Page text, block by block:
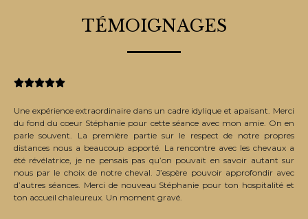
TÉMOIGNAGES

Une expérience extraordinaire dans un cadre idylique et apaisant. Merci
du fond du coeur Stéphanie pour cette séance avec mon amie. On en
parle souvent. La première partie sur le respect de notre propres
distances nous a beaucoup apporté. La rencontre avec les chevaux a
été révélatrice, je ne pensais pas qu’on pouvait en savoir autant sur
nous par le choix de notre cheval. J’espère pouvoir approfondir avec
d’autres séances. Merci de nouveau Stéphanie pour ton hospitalité et
ton accueil chaleureux. Un moment gravé.